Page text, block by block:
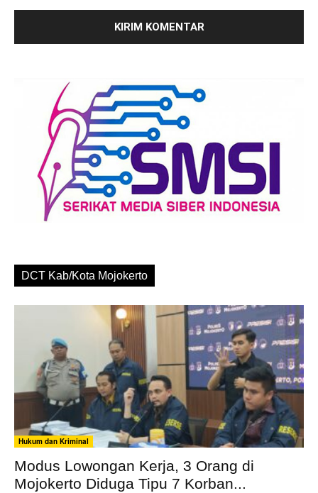
DCT Kab/Kota Mojokerto
Hukum dan Kriminal
Modus Lowongan Kerja, 3 Orang di
Mojokerto Diduga Tipu 7 Korban...